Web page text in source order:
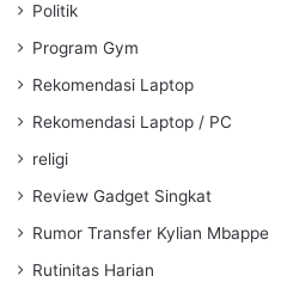
Politik
Program Gym
Rekomendasi Laptop
Rekomendasi Laptop / PC
religi
Review Gadget Singkat
Rumor Transfer Kylian Mbappe
Rutinitas Harian